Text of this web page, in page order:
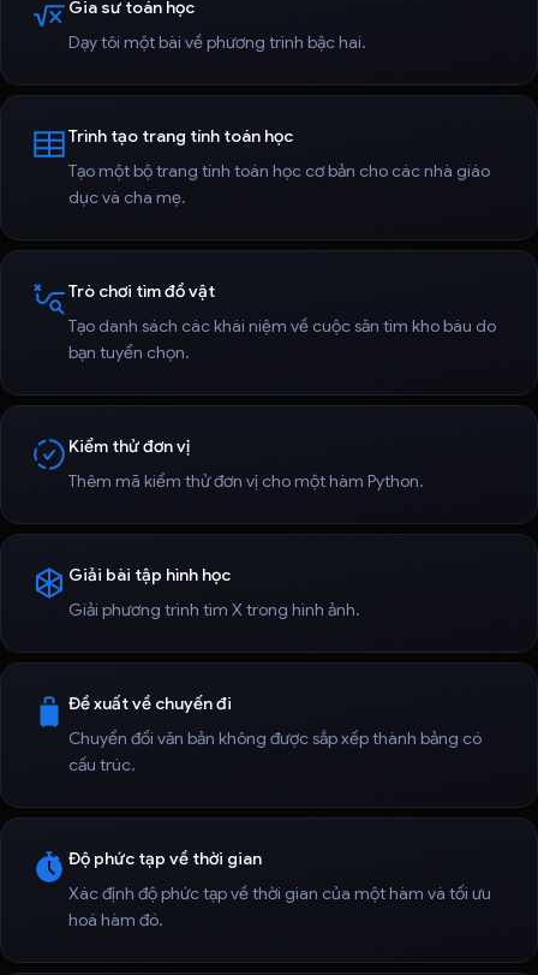
Gia sư toán học
Dạy tôi một bài về phương trình bậc hai.
Trình tạo trang tính toán học
Tạo một bộ trang tính toán học cơ bản cho các nhà giáo
dục và cha mẹ.
Trò chơi tìm đồ vật
Tạo danh sách các khái niệm về cuộc săn tìm kho báu do
bạn tuyển chọn.
Kiểm thử đơn vị
Thêm mã kiểm thử đơn vị cho một hàm Python.
Giải bài tập hình học
Giải phương trình tìm X trong hình ảnh.
Đề xuất về chuyến đi
Chuyển đổi văn bản không được sắp xếp thành bảng có
cấu trúc.
Độ phức tạp về thời gian
Xác định độ phức tạp về thời gian của một hàm và tối ưu
hoá hàm đó.